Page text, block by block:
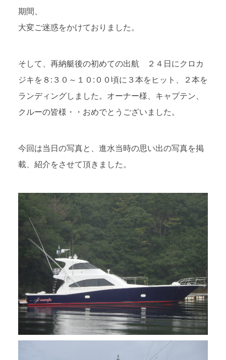
期間、
大変ご迷惑をかけておりました。
そして、再納艇後の初めての出航 ２４日にクロカ
ジキを８:３０～１０:００頃に３本をヒット、２本を
ランディングしました。オーナー様、キャプテン、
クルーの皆様・・おめでとうございました。
今回は当日の写真と、進水当時の思い出の写真を掲
載、紹介をさせて頂きました。